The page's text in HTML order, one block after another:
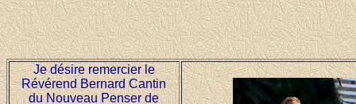
Je désire remercier le
Révérend Bernard Cantin
du Nouveau Penser de